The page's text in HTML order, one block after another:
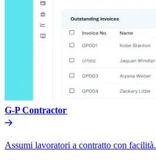
G-P Contractor​​
Assumi lavoratori a contratto con facilità.​​